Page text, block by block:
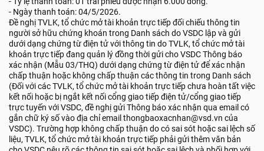
- Ngày thanh toán: 04/5/2026.
Đề nghị TVLK, tổ chức mở tài khoản trực tiếp đối chiếu thông tin
người sở hữu chứng khoán trong Danh sách do VSDC lập và gửi
dưới dạng chứng từ điện tử với thông tin do TVLK, tổ chức mở tài
khoản trực tiếp đang quản lý đồng thời gửi cho VSDC Thông báo
xác nhận (Mẫu 03/THQ) dưới dạng chứng từ điện tử để xác nhận
chấp thuận hoặc không chấp thuận các thông tin trong Danh sách
(Đối với các TVLK, tổ chức mở tài khoản trực tiếp chưa hoàn tất việc
kết nối hoặc bị ngắt kết nối cổng giao tiếp điện tử/cổng giao tiếp
trực tuyến với VSDC, đề nghị gửi Thông báo xác nhận qua email có
gắn chữ ký số vào địa chỉ email thongbaoxacnhan@vsd.vn của
VSDC). Trường hợp không chấp thuận do có sai sót hoặc sai lệch số
liệu, TVLK, tổ chức mở tài khoản trực tiếp phải gửi thêm văn bản